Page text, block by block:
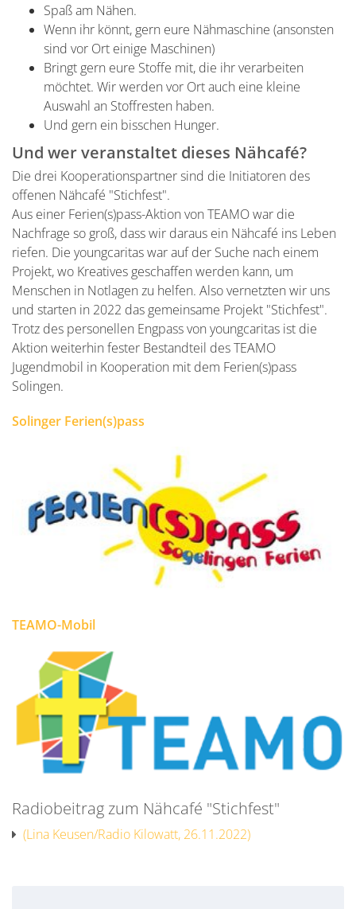
Spaß am Nähen.
Wenn ihr könnt, gern eure Nähmaschine (ansonsten
sind vor Ort einige Maschinen)
Bringt gern eure Stoffe mit, die ihr verarbeiten
möchtet. Wir werden vor Ort auch eine kleine
Auswahl an Stoffresten haben.
Und gern ein bisschen Hunger.
Und wer veranstaltet dieses Nähcafé?
Die drei Kooperationspartner sind die Initiatoren des
offenen Nähcafé "Stichfest".
Aus einer Ferien(s)pass-Aktion von TEAMO war die
Nachfrage so groß, dass wir daraus ein Nähcafé ins Leben
riefen. Die youngcaritas war auf der Suche nach einem
Projekt, wo Kreatives geschaffen werden kann, um
Menschen in Notlagen zu helfen. Also vernetzten wir uns
und starten in 2022 das gemeinsame Projekt "Stichfest".
Trotz des personellen Engpass von youngcaritas ist die
Aktion weiterhin fester Bestandteil des TEAMO
Jugendmobil in Kooperation mit dem Ferien(s)pass
Solingen.
Solinger Ferien(s)pass
TEAMO-Mobil
Radiobeitrag zum Nähcafé "Stichfest"
(Lina Keusen/Radio Kilowatt, 26.11.2022)